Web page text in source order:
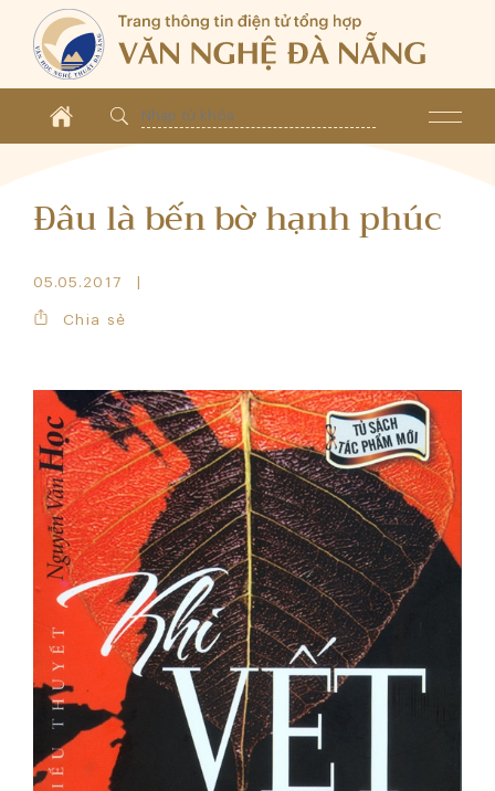
Đâu là bến bờ hạnh phúc
05.05.2017
Chia sẻ